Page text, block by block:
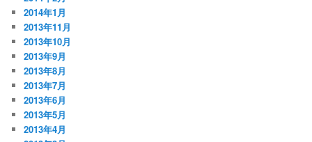
2014年1月
2013年11月
2013年10月
2013年9月
2013年8月
2013年7月
2013年6月
2013年5月
2013年4月